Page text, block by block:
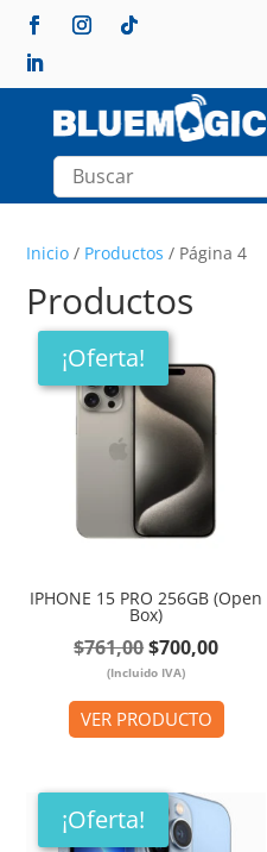
Inicio / Productos / Página 4
Productos
¡Oferta!
IPHONE 15 PRO 256GB (Open
Box)
$761,00El
precio
original
era:
$700,00El
actual
es:
(Incluido IVA)
VER PRODUCTO
¡Oferta!